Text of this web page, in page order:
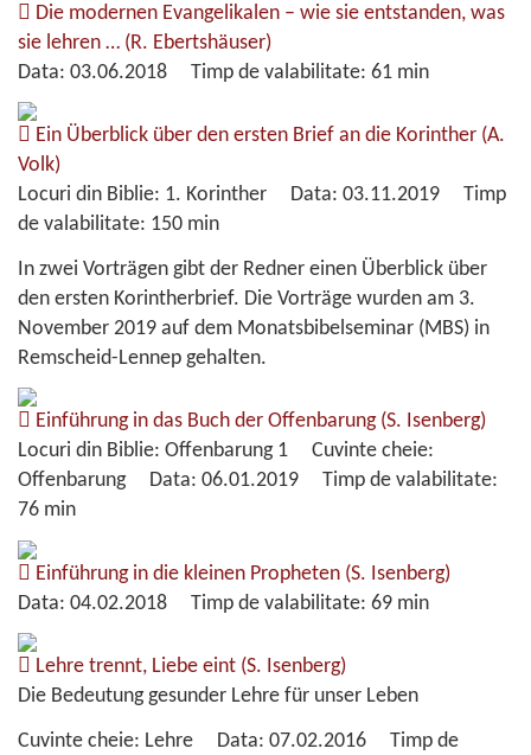
Die modernen Evangelikalen – wie sie entstanden, was
sie lehren … (R. Ebertshäuser)
Data: 03.06.2018 Timp de valabilitate: 61 min
Ein Überblick über den ersten Brief an die Korinther (A.
Volk)
Locuri din Biblie: 1. Korinther Data: 03.11.2019 Timp
de valabilitate: 150 min
In zwei Vorträgen gibt der Redner einen Überblick über
den ersten Korintherbrief. Die Vorträge wurden am 3.
November 2019 auf dem Monatsbibelseminar (MBS) in
Remscheid-Lennep gehalten.
Einführung in das Buch der Offenbarung (S. Isenberg)
Locuri din Biblie: Offenbarung 1 Cuvinte cheie:
Offenbarung Data: 06.01.2019 Timp de valabilitate:
76 min
Einführung in die kleinen Propheten (S. Isenberg)
Data: 04.02.2018 Timp de valabilitate: 69 min
Lehre trennt, Liebe eint (S. Isenberg)
Die Bedeutung gesunder Lehre für unser Leben
Cuvinte cheie: Lehre Data: 07.02.2016 Timp de